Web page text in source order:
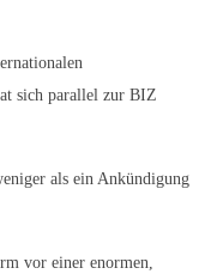
sich parallel zur BIZ
als ein Ankündigung
vor einer enormen,